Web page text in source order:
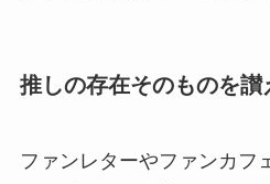
推しの存在そのものを讃
ファンレターやファンカフ